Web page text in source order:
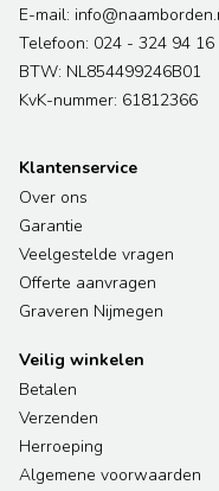
E-mail:
Telefoon: 024 - 324 94 16
BTW: NL854499246B01
KvK-nummer: 61812366
Klantenservice
Over ons
Garantie
Veelgestelde vragen
Offerte aanvragen
Graveren Nijmegen
Veilig winkelen
Betalen
Verzenden
Herroeping
Algemene voorwaarden